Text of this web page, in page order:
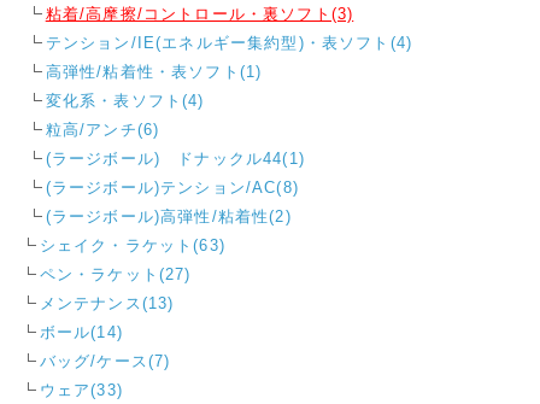
粘着/高摩擦/コントロール・裏ソフト(3)
テンション/IE(エネルギー集約型)・表ソフト(4)
高弾性/粘着性・表ソフト(1)
変化系・表ソフト(4)
粒高/アンチ(6)
(ラージボール) ドナックル44(1)
(ラージボール)テンション/AC(8)
(ラージボール)高弾性/粘着性(2)
シェイク・ラケット(63)
ペン・ラケット(27)
メンテナンス(13)
ボール(14)
バッグ/ケース(7)
ウェア(33)